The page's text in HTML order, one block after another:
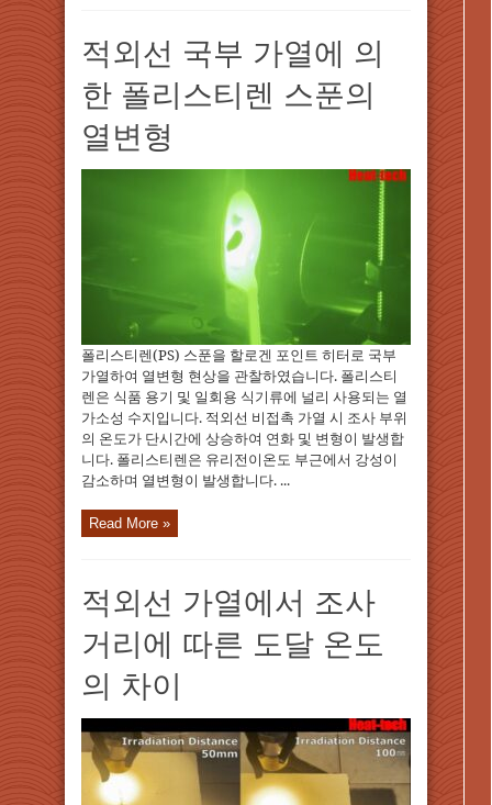
적외선 국부 가열에 의
한 폴리스티렌 스푼의
열변형
폴리스티렌(PS) 스푼을 할로겐 포인트 히터로 국부
가열하여 열변형 현상을 관찰하였습니다. 폴리스티
렌은 식품 용기 및 일회용 식기류에 널리 사용되는 열
가소성 수지입니다. 적외선 비접촉 가열 시 조사 부위
의 온도가 단시간에 상승하여 연화 및 변형이 발생합
니다. 폴리스티렌은 유리전이온도 부근에서 강성이
감소하며 열변형이 발생합니다. ...
Read More »
적외선 가열에서 조사
거리에 따른 도달 온도
의 차이